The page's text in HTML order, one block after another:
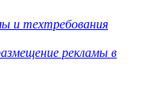
и техтребования
рекламы в